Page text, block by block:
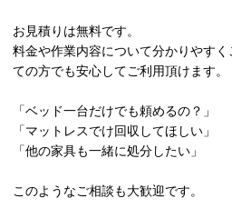
お見積りは無料です。
料金や作業内容について分かりやす
ての方でも安心してご利用頂けます。
「ベッド一台だけでも頼めるの？」
「マットレスでけ回収してほしい」
「他の家具も一緒に処分したい」
このようなご相談も大歓迎です。